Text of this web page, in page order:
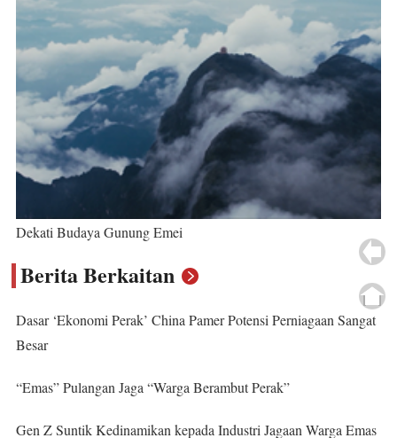
Dekati Budaya Gunung Emei
Berita Berkaitan
Dasar ‘Ekonomi Perak’ China Pamer Potensi Perniagaan Sangat
Besar
“Emas” Pulangan Jaga “Warga Berambut Perak”
Gen Z Suntik Kedinamikan kepada Industri Jagaan Warga Emas